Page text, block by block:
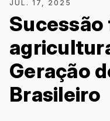
JUL. 17, 2025
Sucessão
Geração
Brasileiro